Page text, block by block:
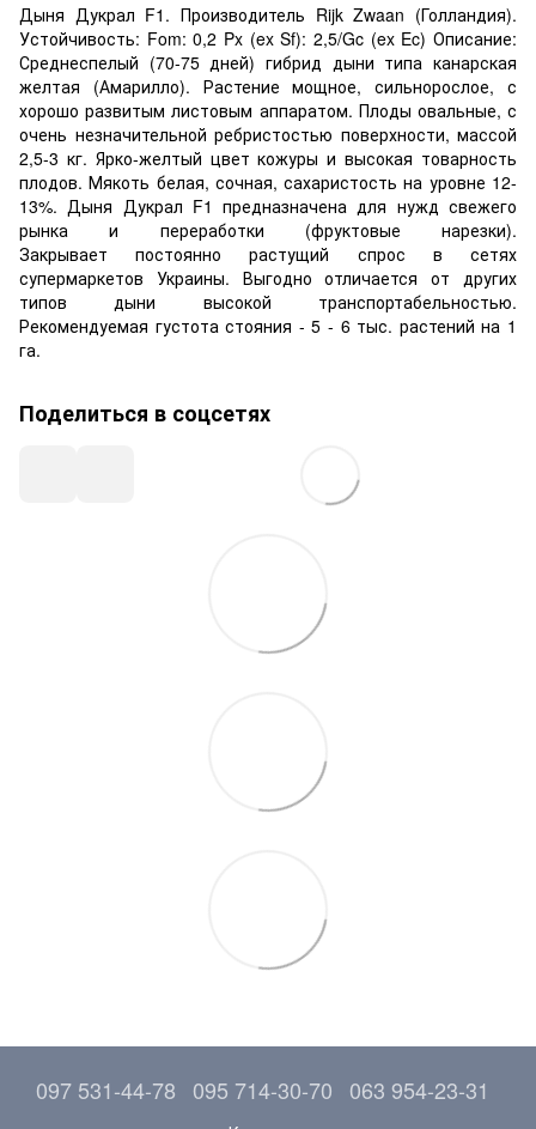
Дыня Дукрал F1. Производитель Rijk Zwaan (Голландия).
Устойчивость: Fom: 0,2 Px (ex Sf): 2,5/Gc (ex Ec) Описание:
Среднеспелый (70-75 дней) гибрид дыни типа канарская
желтая (Амарилло). Растение мощное, сильнорослое, с
хорошо развитым листовым аппаратом. Плоды овальные, с
очень незначительной ребристостью поверхности, массой
2,5-3 кг. Ярко-желтый цвет кожуры и высокая товарность
плодов. Мякоть белая, сочная, сахаристость на уровне 12-
13%. Дыня Дукрал F1 предназначена для нужд свежего
рынка и переработки (фруктовые нарезки).
Закрывает постоянно растущий спрос в сетях
супермаркетов Украины. Выгодно отличается от других
типов дыни высокой транспортабельностью.
Рекомендуемая густота стояния - 5 - 6 тыс. растений на 1
га.
Поделиться в соцсетях
097 531-44-78 095 714-30-70 063 954-23-31